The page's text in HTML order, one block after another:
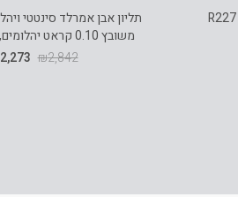
משובץ 0.10 קראט יהלומים, דגם PD2748
₪2,842
2,273